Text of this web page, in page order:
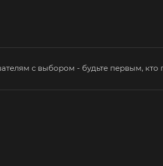
с выбором - будьте первым,